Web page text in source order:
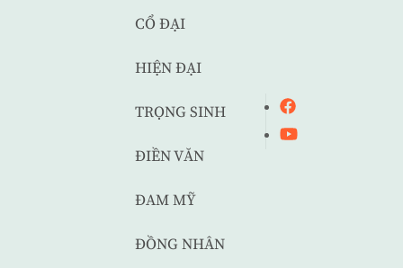
CỔ ĐẠI
HIỆN ĐẠI
TRỌNG SINH
ĐIỀN VĂN
ĐAM MỸ
ĐỒNG NHÂN